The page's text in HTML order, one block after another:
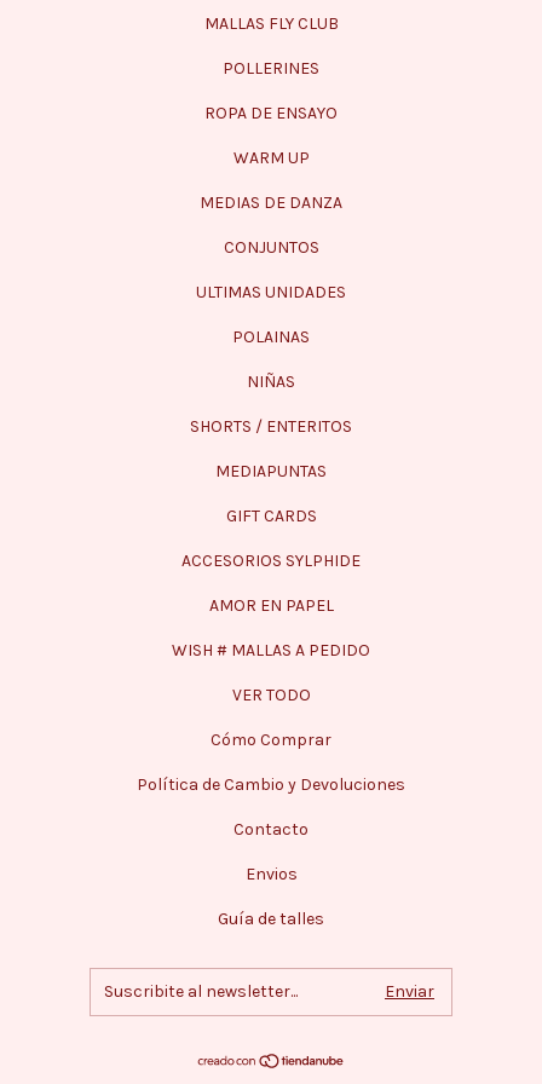
MALLAS FLY CLUB
POLLERINES
ROPA DE ENSAYO
WARM UP
MEDIAS DE DANZA
CONJUNTOS
ULTIMAS UNIDADES
POLAINAS
NIÑAS
SHORTS / ENTERITOS
MEDIAPUNTAS
GIFT CARDS
ACCESORIOS SYLPHIDE
AMOR EN PAPEL
WISH # MALLAS A PEDIDO
VER TODO
Cómo Comprar
Política de Cambio y Devoluciones
Contacto
Envios
Guía de talles